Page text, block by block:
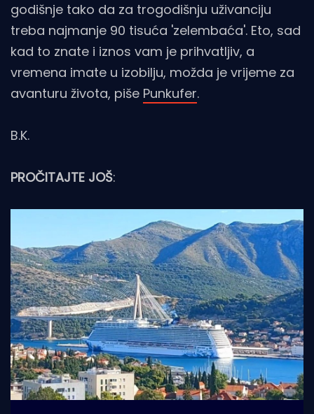
godišnje tako da za trogodišnju uživanciju
treba najmanje 90 tisuća 'zelembaća'. Eto, sad
kad to znate i iznos vam je prihvatljiv, a
vremena imate u izobilju, možda je vrijeme za
avanturu života, piše Punkufer.
B.K.
PROČITAJTE JOŠ: